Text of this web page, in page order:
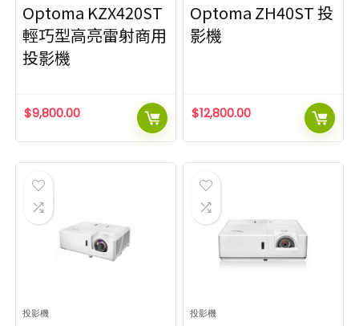
Optoma KZX420ST
輕巧型高亮雷射商用
投影機
$9,800.00
Optoma ZH40ST 投
影機
$12,800.00
投影機 投影機